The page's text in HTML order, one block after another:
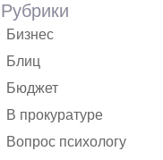
Рубрики
Бизнес
Блиц
Бюджет
В прокуратуре
Вопрос психологу